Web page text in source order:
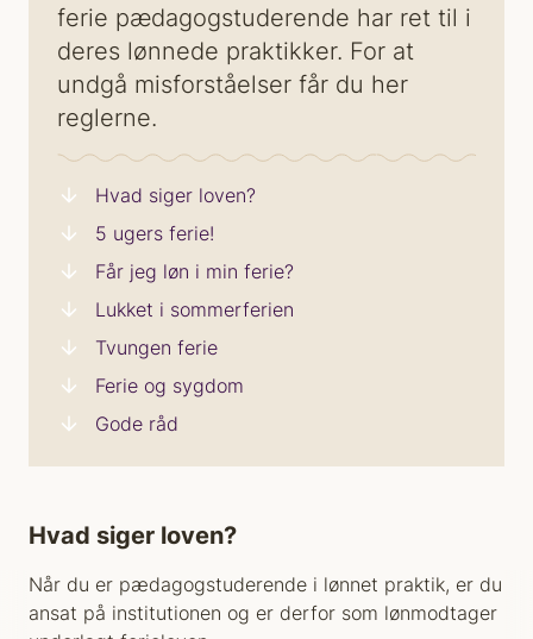
ferie pædagogstuderende har ret til i
deres lønnede praktikker. For at
undgå misforståelser får du her
reglerne.
Hvad siger loven?
5 ugers ferie!
Får jeg løn i min ferie?
Lukket i sommerferien
Tvungen ferie
Ferie og sygdom
Gode råd
Hvad siger loven?
Når du er pædagogstuderende i lønnet praktik, er du
ansat på institutionen og er derfor som lønmodtager